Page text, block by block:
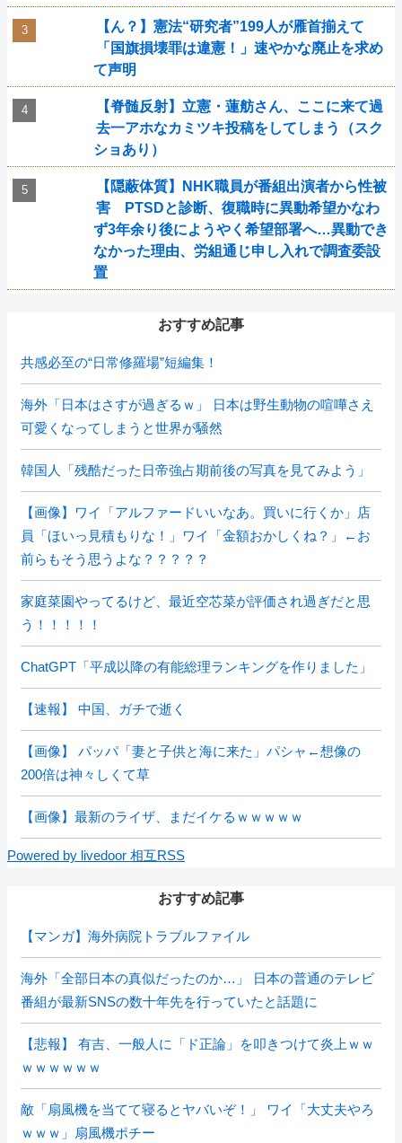
【ん？】憲法“研究者”199人が雁首揃えて
「国旗損壊罪は違憲！」速やかな廃止を求め
て声明
【脊髄反射】立憲・蓮舫さん、ここに来て過
去一アホなカミツキ投稿をしてしまう（スク
ショあり）
【隠蔽体質】NHK職員が番組出演者から性被
害 PTSDと診断、復職時に異動希望かなわ
ず3年余り後にようやく希望部署へ…異動でき
なかった理由、労組通じ申し入れで調査委設
置
おすすめ記事
共感必至の“日常修羅場”短編集！
海外「日本はさすが過ぎるｗ」 日本は野生動物の喧嘩さえ
可愛くなってしまうと世界が騒然
韓国人「残酷だった日帝強占期前後の写真を見てみよう」
【画像】ワイ「アルファードいいなあ。買いに行くか」店
員「ほいっ見積もりな！」ワイ「金額おかしくね？」←お
前らもそう思うよな？？？？？
家庭菜園やってるけど、最近空芯菜が評価され過ぎだと思
う！！！！！
ChatGPT「平成以降の有能総理ランキングを作りました」
【速報】 中国、ガチで逝く
【画像】 パッパ「妻と子供と海に来た」パシャ←想像の
200倍は神々しくて草
【画像】最新のライザ、まだイケるｗｗｗｗｗ
Powered by livedoor 相互RSS
おすすめ記事
【マンガ】海外病院トラブルファイル
海外「全部日本の真似だったのか…」 日本の普通のテレビ
番組が最新SNSの数十年先を行っていたと話題に
【悲報】 有吉、一般人に「ド正論」を叩きつけて炎上ｗｗ
ｗｗｗｗｗｗ
敵「扇風機を当てて寝るとヤバいぞ！」 ワイ「大丈夫やろ
ｗｗｗ」扇風機ポチー